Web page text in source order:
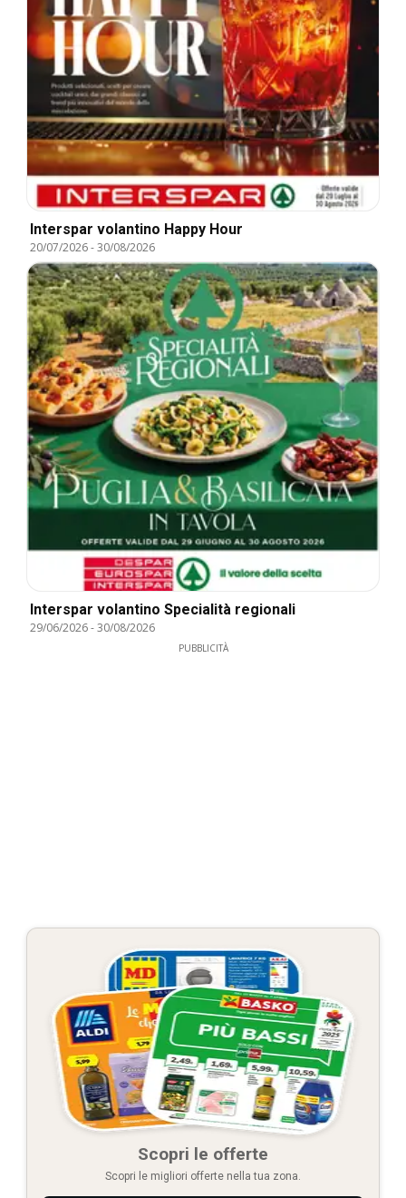
Interspar volantino Happy Hour
20/07/2026-30/08/2026
Interspar volantino Specialità regionali
29/06/2026-30/08/2026
PUBBLICITÀ
Scopri le offerte
Scopri le migliori offerte nella tua zona.